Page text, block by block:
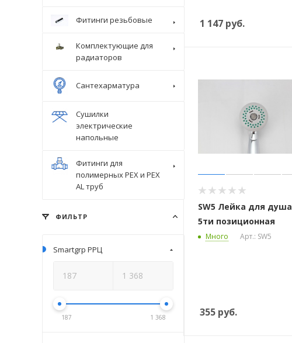
1 147 руб.
SW5 Лейка для душа
5ти позиционная
Много Арт.: SW5
355 руб.
Фитинги резьбовые
Комплектующие для
радиаторов
Сантехарматура
Сушилки
электрические
напольные
Фитинги для
полимерных PEX и PEX
AL труб
ФИЛЬТР
Smartgrp РРЦ
187 1 368